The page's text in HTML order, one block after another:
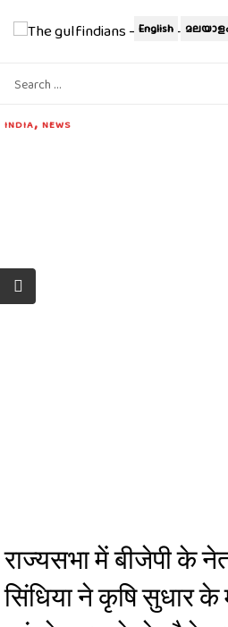
English
INDIA, NEWS
राज्यसभा में बीजेपी के
सिंधिया ने कृषि सुधार